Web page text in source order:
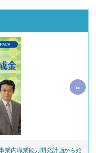
業内職業能力開発計画から始
»